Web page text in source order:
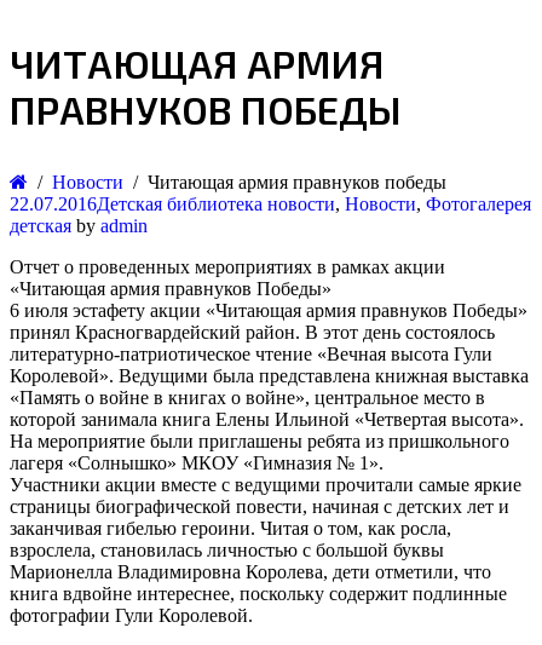
ЧИТАЮЩАЯ АРМИЯ
ПРАВНУКОВ ПОБЕДЫ
Новости
Читающая армия правнуков победы
22.07.2016Детская библиотека новости, Новости, Фотогалерея
детская by admin
Отчет о проведенных мероприятиях в рамках акции
«Читающая армия правнуков Победы»
6 июля эстафету акции «Читающая армия правнуков Победы»
принял Красногвардейский район. В этот день состоялось
литературно-патриотическое чтение «Вечная высота Гули
Королевой». Ведущими была представлена книжная выставка
«Память о войне в книгах о войне», центральное место в
которой занимала книга Елены Ильиной «Четвертая высота».
На мероприятие были приглашены ребята из пришкольного
лагеря «Солнышко» МКОУ «Гимназия № 1».
Участники акции вместе с ведущими прочитали самые яркие
страницы биографической повести, начиная с детских лет и
заканчивая гибелью героини. Читая о том, как росла,
взрослела, становилась личностью с большой буквы
Марионелла Владимировна Королева, дети отметили, что
книга вдвойне интереснее, поскольку содержит подлинные
фотографии Гули Королевой.